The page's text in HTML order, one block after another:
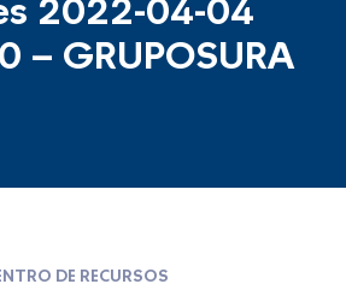
2022-04-04
– GRUPOSURA
DE RECURSOS